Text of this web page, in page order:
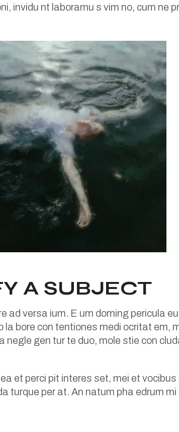
invidu nt laboramu s vim no, cum ne
A SUBJECT
ad versa ium. E um doming pericula
la bore con tentiones medi ocritat em,
negle gen tur te duo, mole stie con
et perci pit interes set, mei et
turque per at. An natum pha edrum